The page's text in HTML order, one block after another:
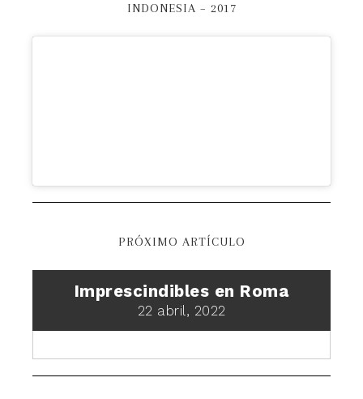
INDONESIA – 2017
PRÓXIMO ARTÍCULO
Imprescindibles en Roma
22 abril, 2022